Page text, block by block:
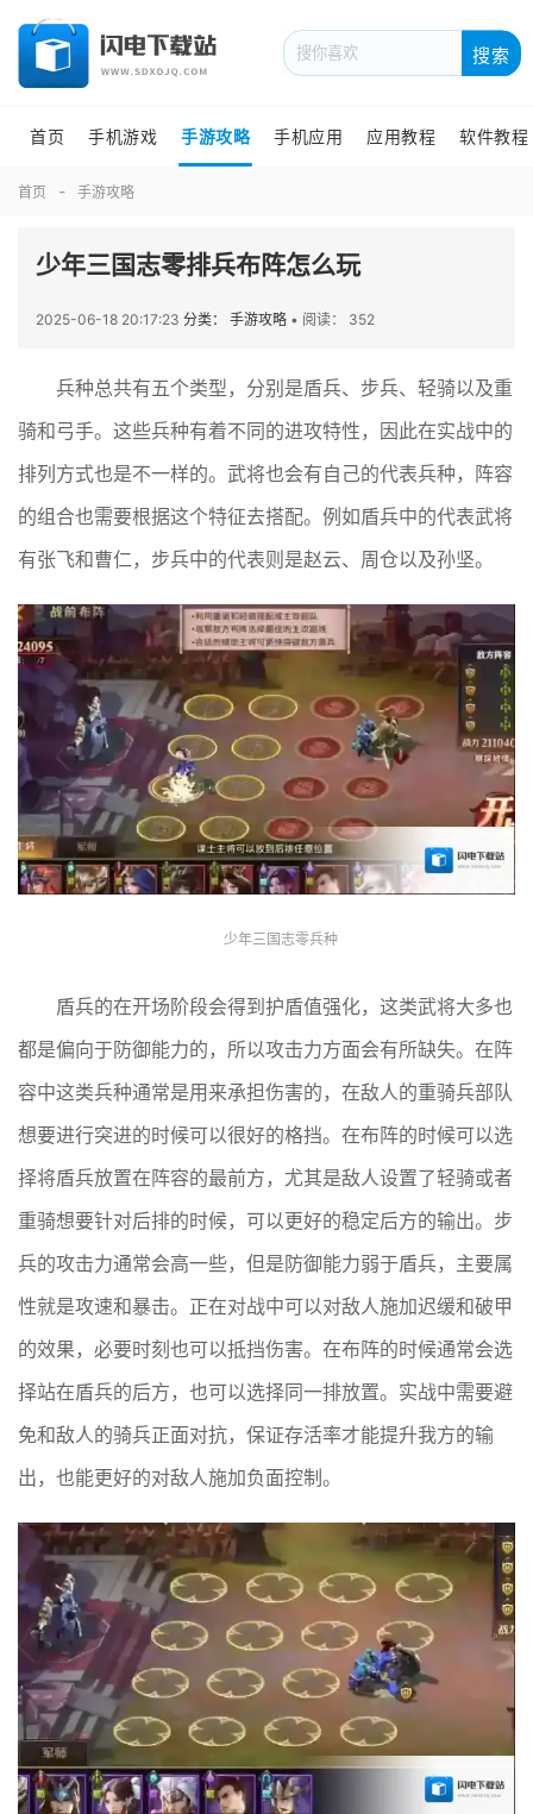
搜索
首页 手机游戏 手游攻略 手机应用 应用教程 软件教程
首页 手游攻略
少年三国志零排兵布阵怎么玩
2025-06-18 20:17:23 分类： 手游攻略 • 阅读： 352
兵种总共有五个类型，分别是盾兵、步兵、轻骑以及重
骑和弓手。这些兵种有着不同的进攻特性，因此在实战中的
排列方式也是不一样的。武将也会有自己的代表兵种，阵容
的组合也需要根据这个特征去搭配。例如盾兵中的代表武将
有张飞和曹仁，步兵中的代表则是赵云、周仓以及孙坚。
少年三国志零兵种
盾兵的在开场阶段会得到护盾值强化，这类武将大多也
都是偏向于防御能力的，所以攻击力方面会有所缺失。在阵
容中这类兵种通常是用来承担伤害的，在敌人的重骑兵部队
想要进行突进的时候可以很好的格挡。在布阵的时候可以选
择将盾兵放置在阵容的最前方，尤其是敌人设置了轻骑或者
重骑想要针对后排的时候，可以更好的稳定后方的输出。步
兵的攻击力通常会高一些，但是防御能力弱于盾兵，主要属
性就是攻速和暴击。正在对战中可以对敌人施加迟缓和破甲
的效果，必要时刻也可以抵挡伤害。在布阵的时候通常会选
择站在盾兵的后方，也可以选择同一排放置。实战中需要避
免和敌人的骑兵正面对抗，保证存活率才能提升我方的输
出，也能更好的对敌人施加负面控制。